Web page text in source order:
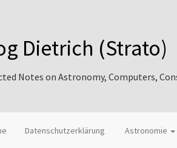
Dietrich (Strato)
Notes on Astronomy, Computers,
Datenschutzerklärung Astronomie